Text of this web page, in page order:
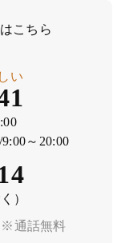
こちら
※通話無料
い
～20:00
）